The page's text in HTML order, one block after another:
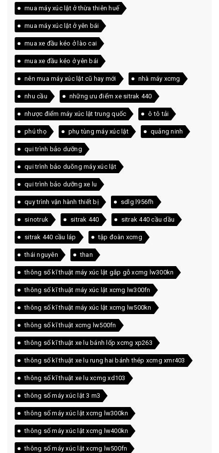
mua máy xúc lật ở thừa thiên huế
mua máy xúc lật ở yên bái
mua xe đầu kéo ở lào cai
mua xe đầu kéo ở yên bái
nên mua máy xúc lật cũ hay mới nhà máy xcmg
nhu cầu những ưu điểm xe sitrak 440
nhược điểm máy xúc lật trung quốc ô tô tải
phú thọ phụ tùng máy xúc lật quảng ninh
qui trình bảo dưỡng
qui trình bảo duõng máy xúc lật
qui trình bảo dưỡng xe lu
quy trình vận hành thiết bị sdlg l956fh
sinotruk sitrak 440 sitrak 440 cầu dầu
sitrak 440 cầu láp tập đoàn xcmg
thái nguyên than
thông số kĩ thuật máy xúc lật gắp gỗ xcmg lw300kn
thông số kĩ thuật máy xúc lật xcmg lw300fn
thông số kĩ thuật máy xúc lật xcmg lw500kn
thông số kĩ thuật xcmg lw500fn
thông số kĩ thuật xe lu bánh lốp xcmg xp263
thông số kĩ thuật xe lu rung hai bánh thép xcmg xmr403
thông số kĩ thuật xe lu xcmg xd103
thông số máy xúc lật 3 m3
thông số máy xúc lật xcmg lw300kn
thông số máy xúc lật xcmg lw400kn
thông số máy xúc lật xcmg lw500fn